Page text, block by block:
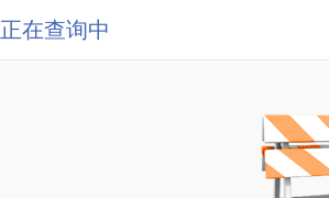
正在查询中